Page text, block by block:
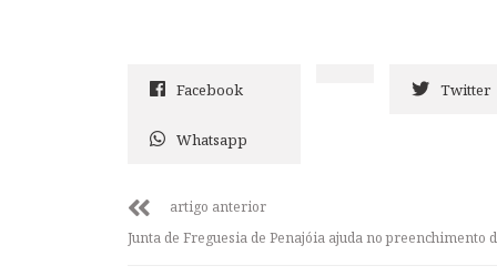
Facebook Twitter
Whatsapp
artigo anterior
Junta de Freguesia de Penajóia ajuda no preenchimento